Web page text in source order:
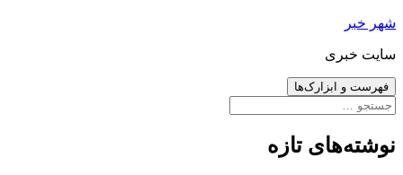
رفتن
نوشته‌ها
شهر خبر
سایت خبری
فهرست و ابزارک‌ها
جستجو
نوشته‌های تازه